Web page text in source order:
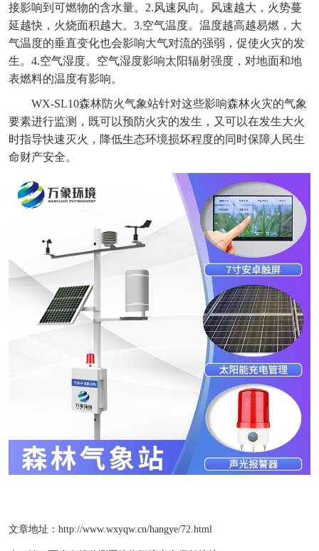
接影响到可燃物的含水量。2.风速风向。风速越大，火势蔓
延越快，火烧面积越大。3.空气温度。温度越高越易燃，大
气温度的垂直变化也会影响大气对流的强弱，促使火灾的发
生。4.空气湿度。空气湿度影响太阳辐射强度，对地面和地
表燃料的温度有影响。
WX-SL10森林防火气象站针对这些影响森林火灾的气象
要素进行监测，既可以预防火灾的发生，又可以在发生大火
时指导快速灭火，降低生态环境损坏程度的同时保障人民生
命财产安全。
文章地址：http://www.wxyqw.cn/hangye/72.html